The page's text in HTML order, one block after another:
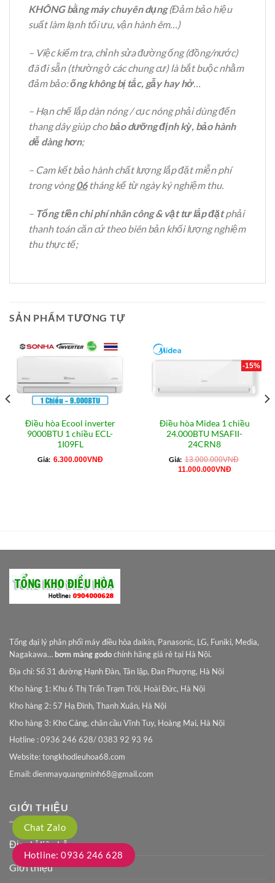
KHÔNG bằng máy chuyên dụng(Đảm bảo hiệu
suất làm lạnh tối ưu, vận hành êm…)
– Việc kiểm tra, chỉnh sửa đường ống (đồng/nước)
đã đi sẵn (thường ở các chung cư) là bắt buộc nhằm
đảm bảo:ống không bị tắc, gẫy hay hở…
– Hạn chế lắp dàn nóng / cục nóng phải dùng đến
thang dây giúp chobảo dưỡng định kỳ, bảo hành
dễ dàng hơn;
– Cam kết bảo hành chất lượng lắp đặt miễn phí
trong vòng06tháng kể từ ngày ký nghiệm thu.
– Tổng tiền chi phí nhân công & vật tư lắp đặtphải
thanh toán căn cứ theo biên bản khối lượng nghiệm
thu thực tế;
SẢN PHẨM TƯƠNG TỰ
Điều hòa Ecool inverter
9000BTU 1 chiều ECL-
1I09FL
Giá: 6.300.000VNĐ
-15%
Điều hòa Midea 1 chiều
24.000BTU MSAFII-
24CRN8
Giá: 13.000.000VNĐ
Giá
11.000.000VNĐGiá
Tổng đại lý phân phối máy điều hòa daikin, Panasonic, LG, Funiki, Media,
Nagakawa… bơm màng godochính hãng giá rẻ tại Hà Nội.
Địa chỉ: Số 31 đường Hạnh Đàn, Tân lập, Đan Phượng, Hà Nội
Kho hàng 1: Khu 6 Thị Trấn Trạm Trôi, Hoài Đức, Hà Nội
Kho hàng 2: 57 Hạ Đình, Thanh Xuân, Hà Nội
Kho hàng 3: Kho Cảng, chân cầu Vĩnh Tuy, Hoàng Mai, Hà Nội
Hotline : 0936 246 628/ 0383 92 93 96
Website: tongkhodieuhoa68.com
Email:dienmayquangminh68@gmail.com
GIỚI THIỆU
Địa chỉ liên hệ
Giới thiệu
Chat Zalo
Hotline: 0936 246 628